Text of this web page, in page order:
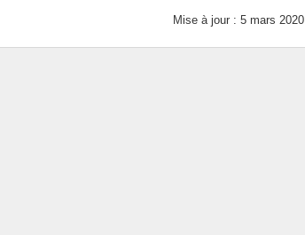
Mise à jour : 5 mars 2020